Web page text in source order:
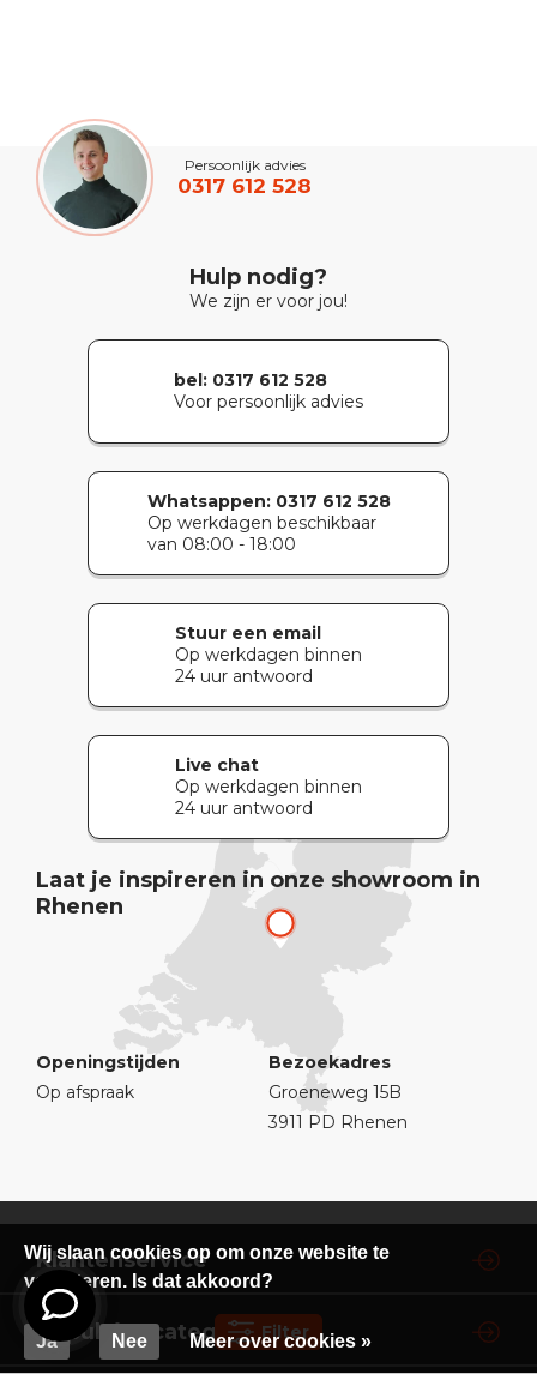
Filter
Persoonlijk advies
0317 612 528
Hulp nodig?
We zijn er voor jou!
bel: 0317 612 528
Voor persoonlijk advies
Whatsappen:0317 612 528
Op werkdagen beschikbaar
van 08:00 - 18:00
Stuur een email
Op werkdagen binnen
24 uur antwoord
Live chat
Op werkdagen binnen
24 uur antwoord
Laat je inspireren in onze showroom in
Rhenen
Openingstijden
Op afspraak
Bezoekadres
Groeneweg 15B
3911 PD Rhenen
Klantenservice
Populaire categorieën
Wij slaan cookies op om onze website te
verbeteren. Is dat akkoord?
Ja Nee Meer over cookies »